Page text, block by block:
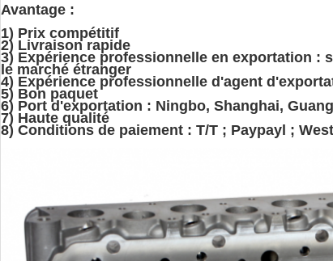
Avantage :
1) Prix compétitif
2) Livraison rapide
3) Expérience professionnelle en exportation :
le marché étranger
4) Expérience professionnelle d'agent
5) Bon paquet
6) Port d'exportation : Ningbo, Shanghai,
7) Haute qualité
8) Conditions de paiement : T/T ; Paypayl ;